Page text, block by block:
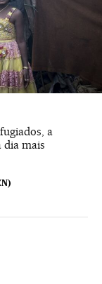
a
dia mais